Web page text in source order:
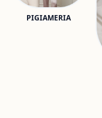
PIGIAMERIA